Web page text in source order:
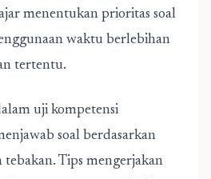
menentukan prioritas soal
waktu berlebihan
tertentu.
uji kompetensi
soal berdasarkan
Tips mengerjakan